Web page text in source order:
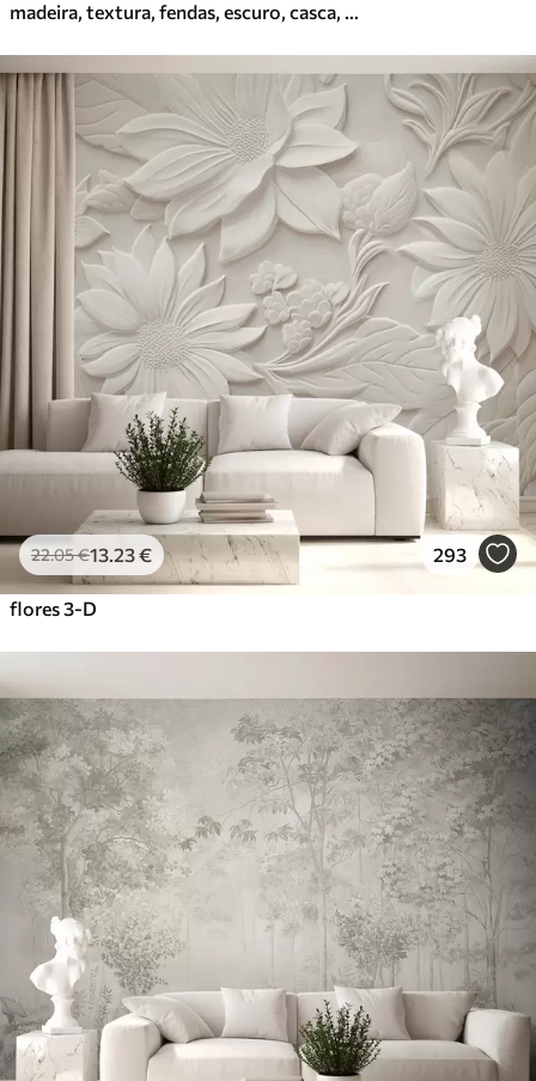
22.05€13 .23€ 293
flores 3-D